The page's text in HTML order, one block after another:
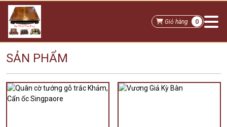
Giỏ hàng 0
SẢN PHẨM